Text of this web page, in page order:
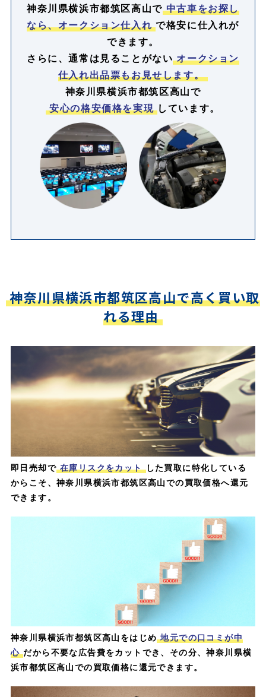
神奈川県横浜市都筑区高山で 中古車をお探し
なら、オークション仕入れ で格安に仕入れが
できます。
さらに、通常は見ることがない オークション
仕入れ出品票もお見せします。
神奈川県横浜市都筑区高山で
安心の格安価格を実現 しています。
神奈川県横浜市都筑区高山で高く買い取
れる理由
即日売却で 在庫リスクをカット した買取に特化している
からこそ、神奈川県横浜市都筑区高山での買取価格へ還元
できます。
神奈川県横浜市都筑区高山をはじめ 地元での口コミが中
心 だから不要な広告費をカットでき、その分、神奈川県横
浜市都筑区高山での買取価格に還元できます。